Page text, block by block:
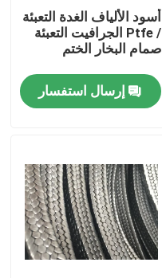
أسود الألياف الغدة التعبئة
/ Ptfe الجرافيت التعبئة
صمام البخار الختم
إرسال استفسار